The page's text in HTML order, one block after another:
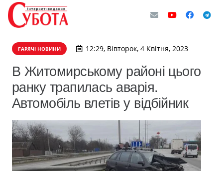
ГАРЯЧІ НОВИНИ 12:29, Вівторок, 4 Квітня, 2023
В Житомирському районі цього
ранку трапилась аварія.
Автомобіль влетів у відбійник